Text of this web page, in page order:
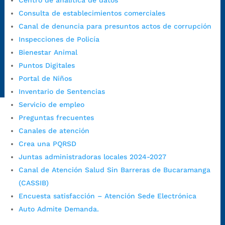
Consulta de establecimientos comerciales
Canal de denuncia para presuntos actos de corrupción
Inspecciones de Policía
Bienestar Animal
Puntos Digitales
Portal de Niños
Inventario de Sentencias
Servicio de empleo
Preguntas frecuentes
Canales de atención
Crea una PQRSD
Juntas administradoras locales 2024-2027
Canal de Atención Salud Sin Barreras de Bucaramanga
(CASSIB)
Encuesta satisfacción – Atención Sede Electrónica
Auto Admite Demanda.
judiciales: notificaciones@bucaramanga.gov.co
Canal de denuncia para presuntos actos de corrupción:
https://canaldenuncia.bucaramanga.gov.co/
Emergencia: https://emergencia.bucaramanga.gov.co/
Radique aquí su queja disciplinaria:
https://www.bucaramanga.gov.co/gobierno-ciudadanos-
1/secretarias/oficina-de-control-interno-disciplinario/
Alcaldía de Bucaramanga
Alcaldía de Bucaramanga